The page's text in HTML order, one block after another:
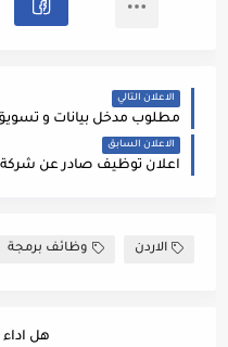
الاعلان التالي
الاعلان السابق
الاردن وظائف برمجة
هل